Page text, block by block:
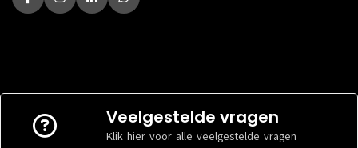
VOEDING
300 W
Port
DISPLAYPORT
AANSLUITINGEN
Port
DISPLAYPORT
AANSLUITINGEN
Veelgestelde vragen
Klik hier voor alle veelgestelde vragen